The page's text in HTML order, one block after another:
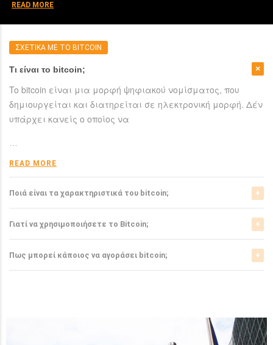
READ MORE
ΣΧΕΤΙΚΑ ΜΕ ΤΟ BITCOIN
Τι είναι το bitcoin;
To bitcoin είναι μια μορφή ψηφιακού νομίσματος, που
δημιουργείται και διατηρείται σε ηλεκτρονική μορφή. Δέν
υπάρχει κανείς ο οποίος να
…
READ MORE
Ποιά είναι τα χαρακτηριστικά του bitcoin;
Το bitcoin έχει αρκετά σημαντικά χαρακτηριστικά που το
ξεχωρίζουν από τα ελεγχόμενα-από-κυβερνήσεις
νομίσματα.
READ MORE
Γιατί να χρησιμοποιήσετε το Bitcoin;
Το bitcoin είναι μια σχετικά νέα μορφή νομίσματος, η
οποία τώρα αρχίζει να γίνεται αποδεκτή από μιά μεγάλη
μερίδα του
Πως μπορεί κάποιος να αγοράσει bitcoin;
Μπορείτε να αγοράσετε bitcoin είτε από τα αντίστοιχα